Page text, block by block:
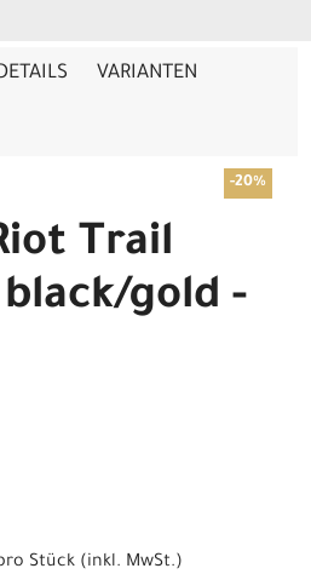
VARIANTEN
-20%
Trail
gold -
Stück (inkl. MwSt.)